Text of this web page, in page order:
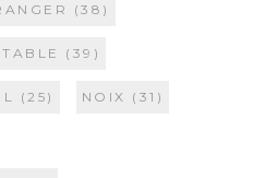
(38)
(39)
(25) NOIX (31)